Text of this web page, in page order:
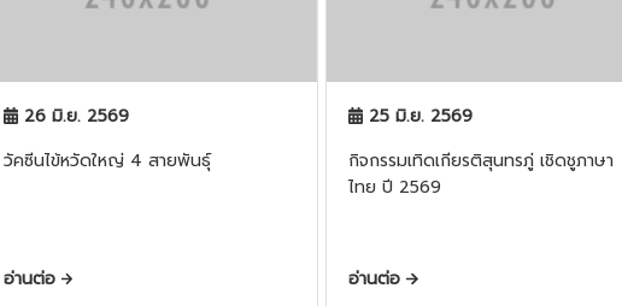
26 มิ.ย. 2569
วัคซีนไข้หวัดใหญ่ 4 สายพันธ์ุ
อ่านต่อ
25 มิ.ย. 2569
กิจกรรมเทิดเกียรติสุนทรภู่ เชิดชูภาษา
ไทย ปี 2569
อ่านต่อ